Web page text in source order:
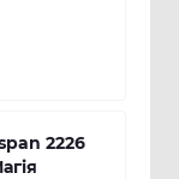
2226